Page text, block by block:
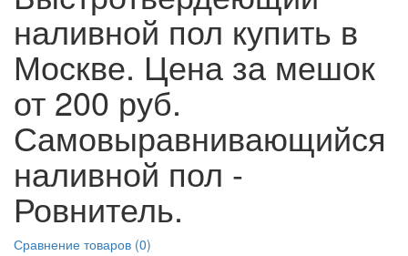
наливной пол купить в
Москве. Цена за мешок
от 200 руб.
Самовыравнивающийся
наливной пол -
Ровнитель.
Сравнение товаров (0)